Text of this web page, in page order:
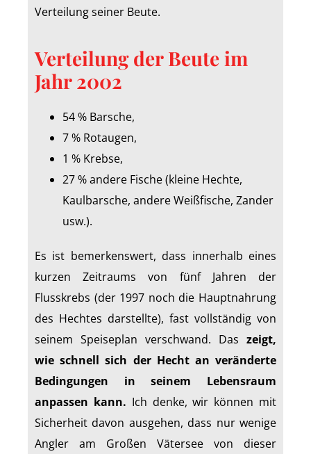
Verteilung seiner Beute.
Verteilung der Beute im
Jahr 2002
54 % Barsche,
7 % Rotaugen,
1 % Krebse,
27 % andere Fische (kleine Hechte,
Kaulbarsche, andere Weißfische, Zander
usw.).
Es ist bemerkenswert, dass innerhalb eines
kurzen Zeitraums von fünf Jahren der
Flusskrebs (der 1997 noch die Hauptnahrung
des Hechtes darstellte), fast vollständig von
seinem Speiseplan verschwand. Das zeigt,
wie schnell sich der Hecht an veränderte
Bedingungen in seinem Lebensraum
anpassen kann. Ich denke, wir können mit
Sicherheit davon ausgehen, dass nur wenige
Angler am Großen Vätersee von dieser